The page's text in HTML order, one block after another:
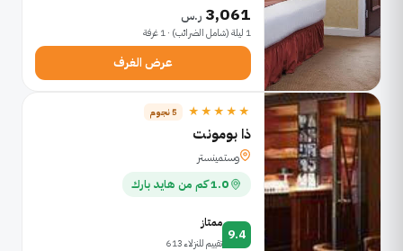
3,061 ر.س
1 ليلة (شامل الضرائب) · 1 غرفة
عرض الغرف
★★★★★ 5 نجوم
ذا بومونت
وستمينستر
1.0 كم من هايد بارك
9.4
ممتاز
تقييم للنزلاء 613